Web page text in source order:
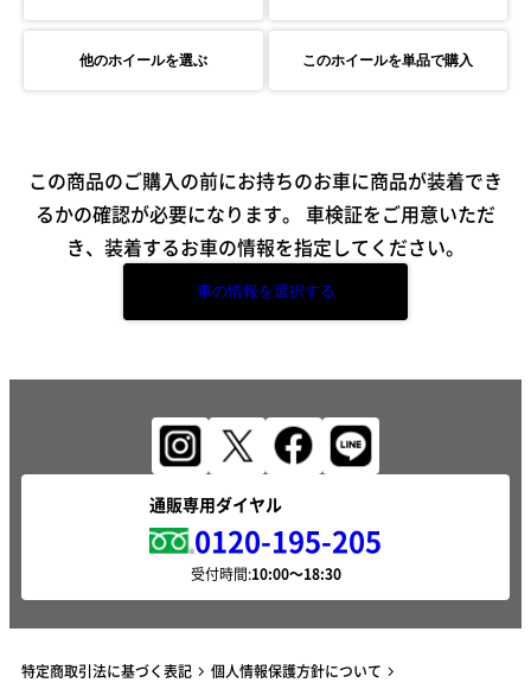
他のホイールを選ぶ このホイールを単品で購入
この商品のご購入の前にお持ちのお車に商品が装着でき
るかの確認が必要になります。 車検証をご用意いただ
き、装着するお車の情報を指定してください。
車の情報を選択する
通販専用ダイヤル
0120-195-205
受付時間:
特定商取引法に基づく表記 個人情報保護方針について